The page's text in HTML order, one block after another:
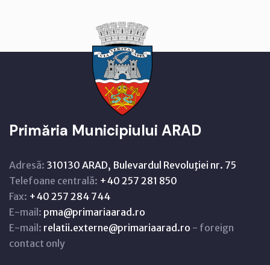
Primăria Municipiului ARAD
Adresă: 310130 ARAD, Bulevardul Revoluţiei nr. 75
Telefoane centrală: +40 257 281 850
Fax: +40 257 284 744
E-mail: pma@primariaarad.ro
E-mail: relatii.externe@primariaarad.ro - foreign
contact only